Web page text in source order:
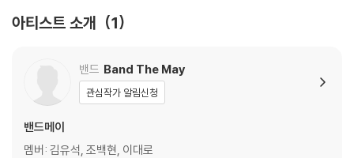
김민준 Drums(5,6,7)
2D Studio,CODA Studio Recording Studio
남승우 Recording, Mixing Engineer (5,6,7)
김유석,이대로 Cover Designer
Mastered by 전훈(bigboom) at SONICKOREA (Assist. 신수민)
아티스트 소개 1
밴드 Band The May
관심작가 알림신청
밴드메이
멤버: 김유석, 조백현, 이대로